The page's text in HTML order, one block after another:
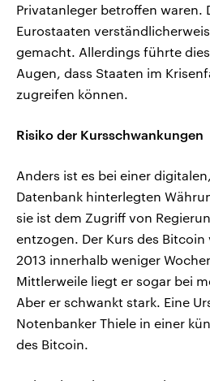
Privatanleger betroffen waren.
Eurostaaten
gemacht. Allerdings führte
Augen, dass Staaten im
zugreifen können.
Risiko der Kursschwankungen
Anders ist es bei einer
Datenbank hinterlegten
sie ist dem Zugriff von
entzogen. Der Kurs des
2013 innerhalb weniger
Mittlerweile liegt er sogar bei
Aber er schwankt stark. Eine
Notenbanker Thiele in einer
des Bitcoin.